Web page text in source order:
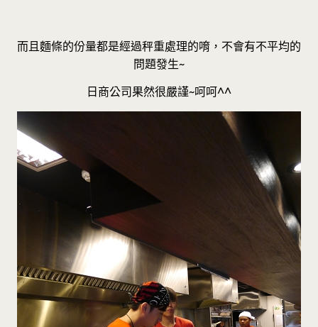
而且麵條的份量都是經過秤重處理的唷，不會有不平均的
問題發生~
日商公司果然很嚴謹~呵呵^^